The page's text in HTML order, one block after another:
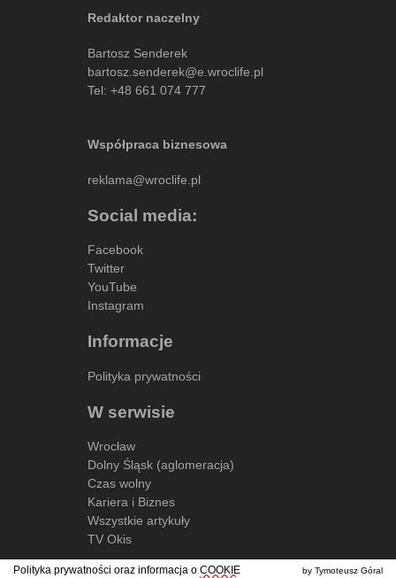
Redaktor naczelny
Bartosz Senderek
bartosz.senderek@e.wroclife.pl
Tel: +48 661 074 777
Współpraca biznesowa
reklama@wroclife.pl
Social media:
Facebook
Twitter
YouTube
Instagram
Informacje
Polityka prywatności
W serwisie
Wrocław
Dolny Śląsk (aglomeracja)
Czas wolny
Kariera i Biznes
Wszystkie artykuły
TV Okis
Polityka prywatności oraz informacja o COOKIE by Tymoteusz Góral